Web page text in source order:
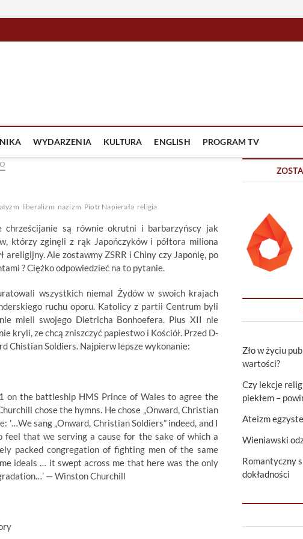
WYDARZENIA KULTURA ENGLISH PROGRAM TV
liberalizm nazizm Piotr Napierała religia
są równie okrutni i barbarzyńscy jak
którzy zginęli z rąk Japończyków i półtora miliona
Ale zostawmy ZSRR i Chiny czy Japonię, po
? Ciężko odpowiedzieć na to pytanie.
wszystkich niemal Żydów w swoich krajach
ruchu oporu. Katolicy z partii Centrum byli
mieli swojego Dietricha Bonhoefera. Pius XII nie
kryli, ze chcą zniszczyć papiestwo i Kościół. Przed D-
Chistian Soldiers. Najpierw lepsze wykonanie:
on the battleship HMS Prince of Wales to agree the
chose the hymns. He chose „Onward, Christian
'…We sang „Onward, Christian Soldiers” indeed, and I
that we serving a cause for the sake of which a
packed congregation of fighting men of the same
ideals … it swept across me that here was the only
— Winston Churchill
Zło w życiu
wartości?
Czy lekcje
piekłem –
Ateizm
Wieniawski
Romantyczny
dokładności